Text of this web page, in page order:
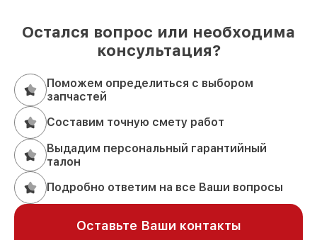
Остался вопрос или необходима
консультация?
Поможем определиться с выбором
запчастей
Составим точную смету работ
Выдадим персональный гарантийный
талон
Подробно ответим на все Ваши вопросы
Оставьте Ваши контакты